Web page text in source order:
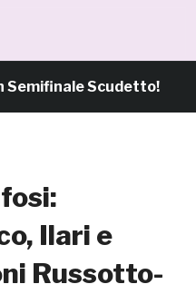
Scudetto!
Ilari e
Russotto-